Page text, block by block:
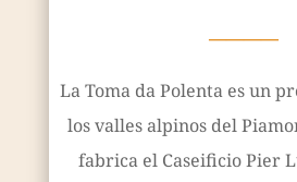
————
La Toma da Polenta es un
los valles alpinos del
fabrica el Caseificio Pier